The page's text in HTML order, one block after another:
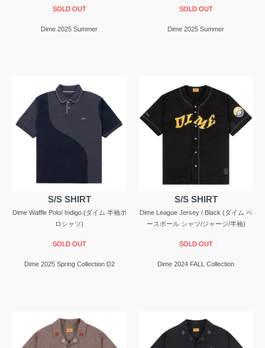
SOLD OUT
Dime 2025 Summer
SOLD OUT
Dime 2025 Summer
S/S SHIRT
Dime Waffle Polo/ Indigo (ダイム 半袖ポ
ロシャツ)
SOLD OUT
Dime 2025 Spring Collection D2
S/S SHIRT
Dime League Jersey / Black (ダイム ベ
ースボール シャツ/ジャージ/半袖)
SOLD OUT
Dime 2024 FALL Collection